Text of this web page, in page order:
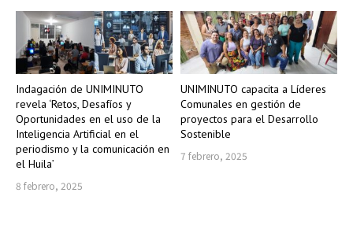
Indagación de UNIMINUTO
revela ‘Retos, Desafíos y
Oportunidades en el uso de la
Inteligencia Artificial en el
periodismo y la comunicación en
el Huila’
8 febrero, 2025
UNIMINUTO capacita a Líderes
Comunales en gestión de
proyectos para el Desarrollo
Sostenible
7 febrero, 2025